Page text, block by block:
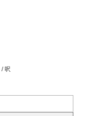
/ 呎